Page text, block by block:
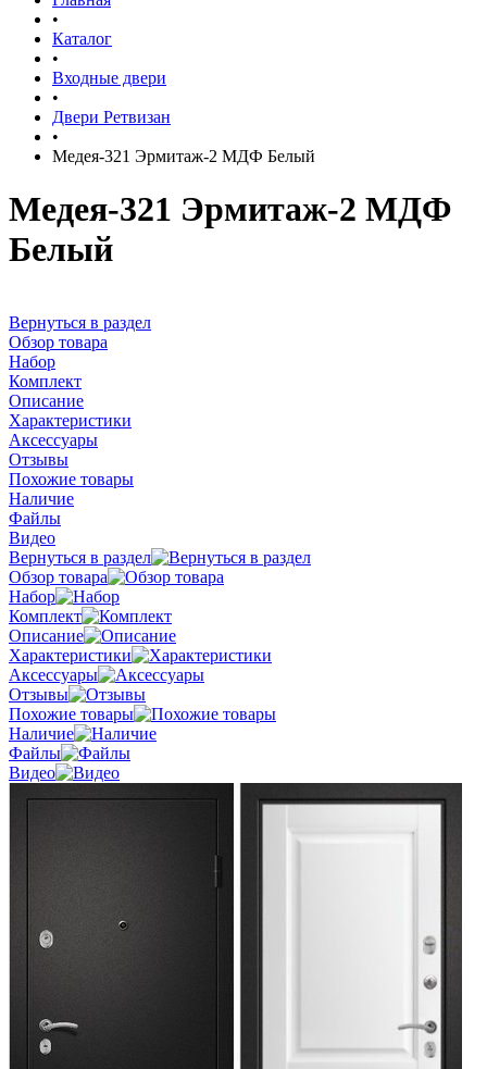
•
Каталог
•
Входные двери
•
Двери Ретвизан
•
Медея-321 Эрмитаж-2 МДФ Белый
Медея-321 Эрмитаж-2 МДФ
Белый
Вернуться в раздел
Обзор товара
Набор
Комплект
Описание
Характеристики
Аксессуары
Отзывы
Похожие товары
Наличие
Файлы
Видео
Вернуться в раздел
Обзор товара
Набор
Комплект
Описание
Характеристики
Аксессуары
Отзывы
Похожие товары
Наличие
Файлы
Видео